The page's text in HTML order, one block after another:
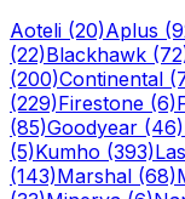
Aoteli (20)Aplus
(22)Blackhawk
(200)Continental
(229)Firestone (6)
(85)Goodyear (46)
(5)Kumho (393)
(143)Marshal (68)